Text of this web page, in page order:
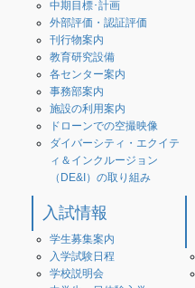
中期目標･計画
外部評価・認証評価
刊行物案内
教育研究設備
各センター案内
事務部案内
施設の利用案内
ドローンでの空撮映像
ダイバーシティ・エクイテ
ィ＆インクルージョン
（DE&I）の取り組み
入試情報
学生募集案内
入学試験日程
学校説明会